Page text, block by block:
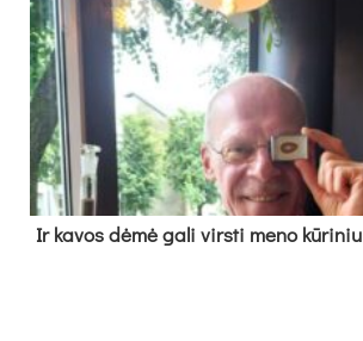
Ir ka­vos dė­mė ga­li virs­ti me­no kū­ri­niu